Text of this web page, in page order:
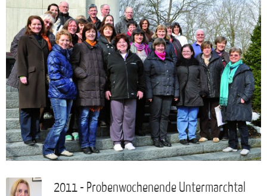
2011 - Probenwochenende Untermarchtal